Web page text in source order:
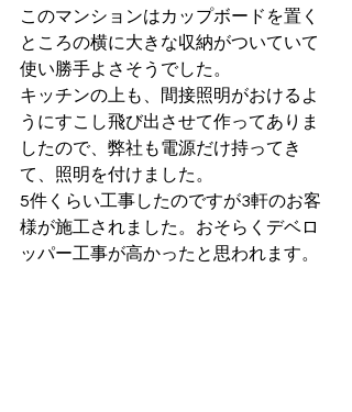
このマンションはカップボードを置く
ところの横に大きな収納がついていて
使い勝手よさそうでした。
キッチンの上も、間接照明がおけるよ
うにすこし飛び出させて作ってありま
したので、弊社も電源だけ持ってき
て、照明を付けました。
5件くらい工事したのですが3軒のお客
様が施工されました。おそらくデベロ
ッパー工事が高かったと思われます。